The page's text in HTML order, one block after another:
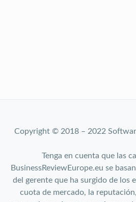
Copyright © 2018 – 2022
Tenga en cuenta que las
BusinessReviewEurope.eu se
del gerente que ha surgido de los
cuota de mercado, la